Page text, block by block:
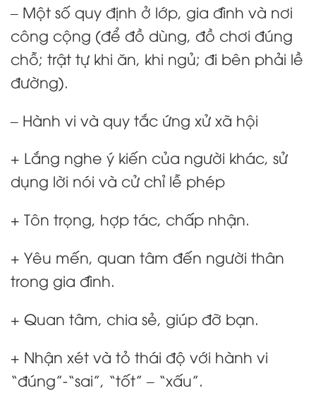
– Một số quy định ở lớp, gia đình và nơi
công cộng (để đồ dùng, đồ chơi đúng
chỗ; trật tự khi ăn, khi ngủ; đi bên phải lề
đường).
– Hành vi và quy tắc ứng xử xã hội
+ Lắng nghe ý kiến của người khác, sử
dụng lời nói và cử chỉ lễ phép
+ Tôn trọng, hợp tác, chấp nhận.
+ Yêu mến, quan tâm đến người thân
trong gia đình.
+ Quan tâm, chia sẻ, giúp đỡ bạn.
+ Nhận xét và tỏ thái độ với hành vi
“đúng”-“sai”, “tốt” – “xấu”.